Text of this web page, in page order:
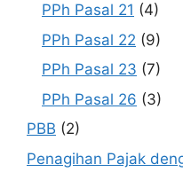
PPh Pasal 21 (4)
PPh Pasal 22 (9)
PPh Pasal 23 (7)
PPh Pasal 26 (3)
PBB (2)
Penagihan Pajak